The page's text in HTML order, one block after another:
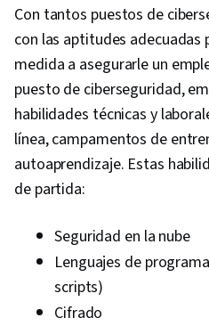
Infrastructure,
Management,
Response,
Security
(SIEM), Splunk,
Incident
Event
Management,
Intelligence,
Professional
Tools, Prompt
Con tantos puestos de
con las aptitudes adecuadas
medida a asegurarle un
puesto de ciberseguridad,
habilidades técnicas y
línea, campamentos de
autoaprendizaje. Estas
de partida:
Seguridad en la nube
Lenguajes de
scripts)
Cifrado